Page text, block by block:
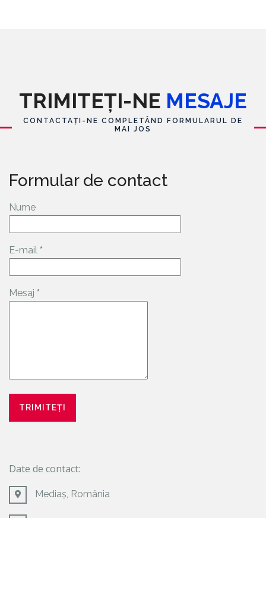
TRIMITEȚI-NE MESAJE
CONTACTAȚI-NE COMPLETÂND FORMULARUL DE
MAI JOS
Formular de contact
Nume
E-mail *
Mesaj *
Date de contact:
Mediaș, România